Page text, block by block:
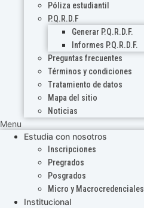
Póliza estudiantil
P.Q.R.D.F
Generar P.Q.R.D.F.
Informes P.Q.R.D.F.
Preguntas frecuentes
Términos y condiciones
Tratamiento de datos
Mapa del sitio
Noticias
Menu
Estudia con nosotros
Inscripciones
Pregrados
Posgrados
Micro y Macrocredenciales
Institucional